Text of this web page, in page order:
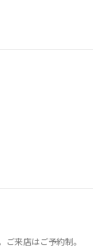
来店はご予約制。